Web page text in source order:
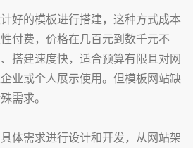
好的模板进行搭建，这种方式成本
付费，价格在几百元到数千元不
搭建速度快，适合预算有限且对网
业或个人展示使用。但模板网站缺
需求。
体需求进行设计和开发，从网站架